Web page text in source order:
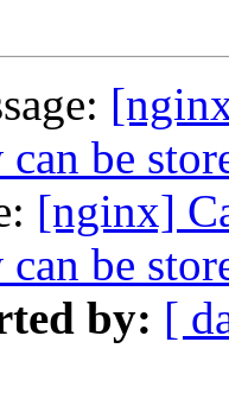
be
[nginx]
be
by: [